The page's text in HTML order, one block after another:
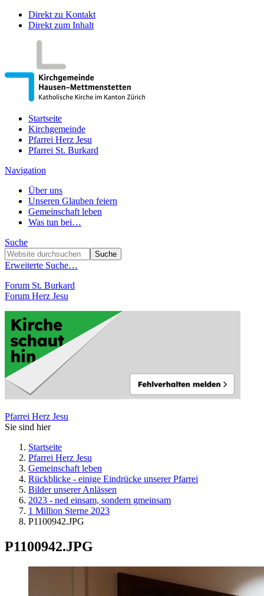
Direkt zu Kontakt
Direkt zum Inhalt
Startseite
Kirchgemeinde
Pfarrei Herz Jesu
Pfarrei St. Burkard
Navigation
Über uns
Unseren Glauben feiern
Gemeinschaft leben
Was tun bei…
Suche
Erweiterte Suche…
Forum St. Burkard
Forum Herz Jesu
Pfarrei Herz Jesu
Sie sind hier
Startseite
Pfarrei Herz Jesu
Gemeinschaft leben
Rückblicke - einige Eindrücke unserer Pfarrei
Bilder unserer Anlässen
2023 - ned einsam, sondern gmeinsam
1 Million Sterne 2023
P1100942.JPG
P1100942.JPG